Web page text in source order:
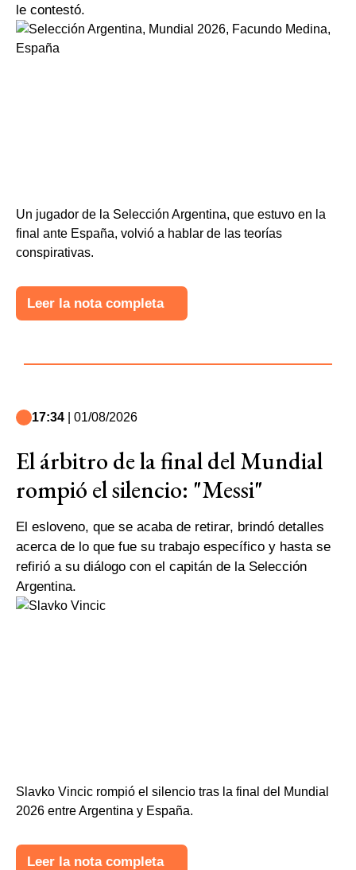
le contestó.
Un jugador de la Selección Argentina, que estuvo en la
final ante España, volvió a hablar de las teorías
conspirativas.
Leer la nota completa
17:34 | 01/08/2026
El árbitro de la final del Mundial
rompió el silencio: "Messi"
El esloveno, que se acaba de retirar, brindó detalles
acerca de lo que fue su trabajo específico y hasta se
refirió a su diálogo con el capitán de la Selección
Argentina.
Slavko Vincic rompió el silencio tras la final del Mundial
2026 entre Argentina y España.
Leer la nota completa